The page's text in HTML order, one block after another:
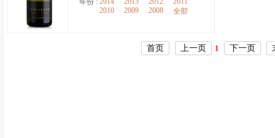
年份 :
2010
2009 2008 全部
首页 上一页 1 下一页